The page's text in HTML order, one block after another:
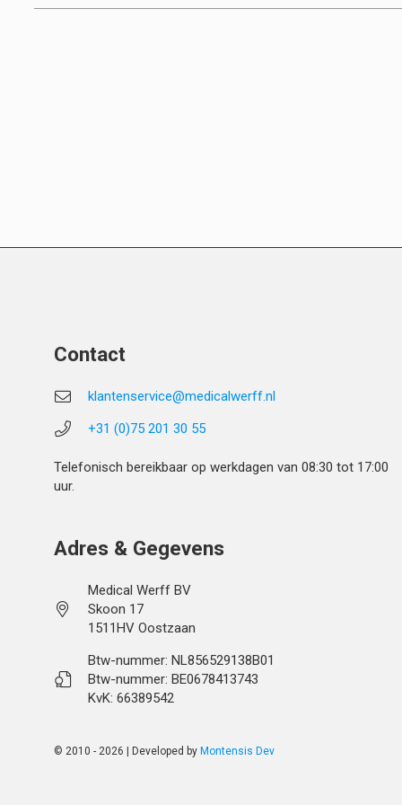
Contact
klantenservice@medicalwerff.nl
+31 (0)75 201 30 55
Telefonisch bereikbaar op werkdagen van 08:30 tot 17:00
uur.
Adres & Gegevens
Medical Werff BV
Skoon 17
1511HV Oostzaan
Btw-nummer: NL856529138B01
Btw-nummer: BE0678413743
KvK: 66389542
© 2010 - 2026 | Developed by Montensis Dev